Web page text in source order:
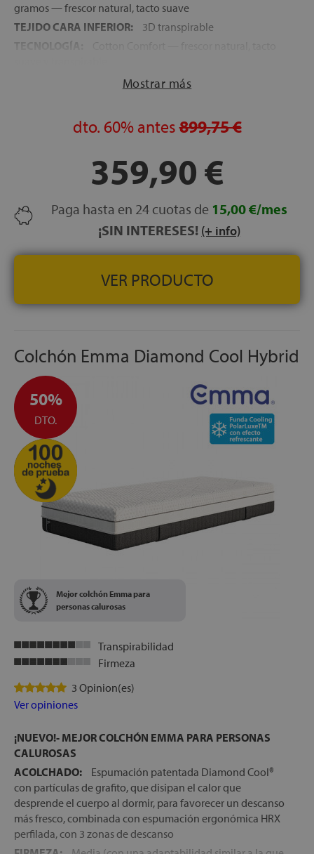
gramos — frescor natural, tacto suave
TEJIDO CARA INFERIOR:
3D transpirable
TECNOLOGÍA:
NOCHES DE PRUEBA:
120 noches
5 años
Mostrar más
dto. 60% antes899,75 €
359,90 €
Paga hasta en 24 cuotas de 15,00 €/mes
¡SIN INTERESES! (+ info)
VER PRODUCTO
Colchón Emma Diamond Cool Hybrid
50%
DTO.
Mejor colchón Emma para
personas calurosas
Transpirabilidad
Firmeza
3 Opinion(es)
Ver opiniones
¡NUEVO!- MEJOR COLCHÓN EMMA PARA PERSONAS
CALUROSAS
ACOLCHADO:
Espumación patentada Diamond Cool®
con partículas de grafito, que disipan el calor que
desprende el cuerpo al dormir, para favorecer un descanso
más fresco, combinada con espumación ergonómica HRX
perfilada, con 3 zonas de descanso